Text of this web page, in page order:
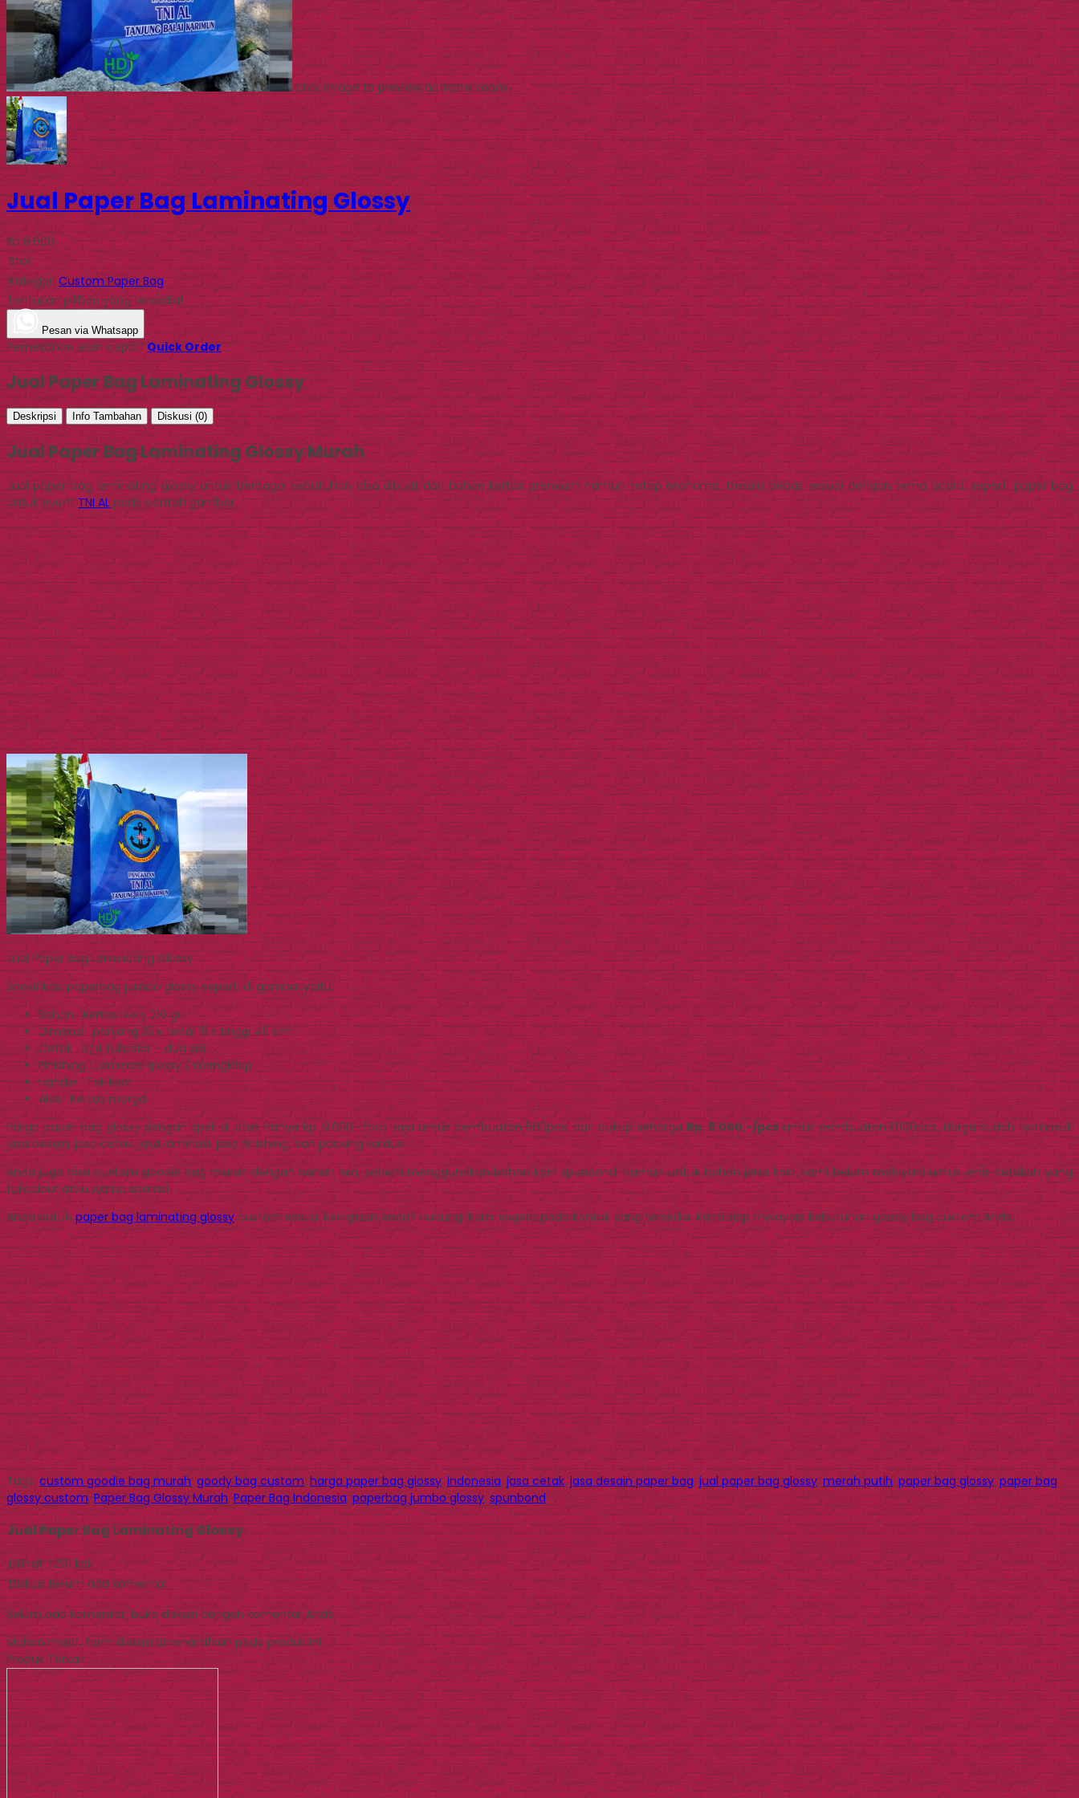
click image to preview activate zoom
Jual Paper Bag Laminating Glossy
Rp 8.000
Stok
Kategori Custom Paper Bag
Tentukan pilihan yang tersedia!
Pesan via Whatsapp
Pemesanan lebih cepat!Quick Order
Jual Paper Bag Laminating Glossy
Deskripsi Info Tambahan Diskusi (0)
Jual Paper Bag Laminating Glossy Murah
Jual paper bag laminating glossy untuk berbagai kebutuhan bisa dibuat dari bahan kertas premium namun tetap ekonomis. Desain bebas sesuai dengan tema acara, seperti paper bag
untuk eventTNI ALpada contoh gambar.
Jual Paper Bag Laminating Glossy
Spesifikasi paperbag jumbo glossy seperti di gambar,yaitu:
Bahan : kertas ivory 210 gr,
Dimensi : panjang 35 x tebal 15 x tinggi 45 cm
Cetak : 4/4 fullcolor – dua sisi
Finishing : Laminasi glossy / mengkilap
Handle : Tali koor
Alas : Kertas marga
Harga paper bag glossy dengan spek di atas hanya Rp. 9.000,-/pcs saja untuk pembuatan 500pcs, dan cukup sehargaRp. 8.000,-/pcsuntuk pembuatan 1.000pcs. Harga sudah termasuk
jasa desain, jasa cetak, jasa laminasi, jasa finishing, dan packing kardus.
Anda juga bisa custom goodie bag murah dengan bahan lain, seperti menggunakan bahan kain spunbond. Namun untuk bahan jenis kain, kami belum melayani untuk jenis cetakan yang
fullcolour atau warna sparasi.
Anda butuhpaper bag laminating glossycustom sesuai keinginan Anda? Hubungi kami segera pada kontak yang tersedia. Kami siap melayani kebutuhan goody bag custom Anda.
Tags:custom goodie bag murah,goody bag custom,harga paper bag glossy,indonesia,jasa cetak,jasa desain paper bag,jual paper bag glossy,merah putih,paper bag glossy,paper bag
glossy custom,Paper Bag Glossy Murah,Paper Bag Indonesia,paperbag jumbo glossy,spunbond
Jual Paper Bag Laminating Glossy
Dilihat 1.281 kali
Diskusi Belum ada komentar
Belum ada komentar, buka diskusi dengan komentar Anda.
Mohon maaf, form diskusi dinonaktifkan pada produk ini.
Produk Terkait